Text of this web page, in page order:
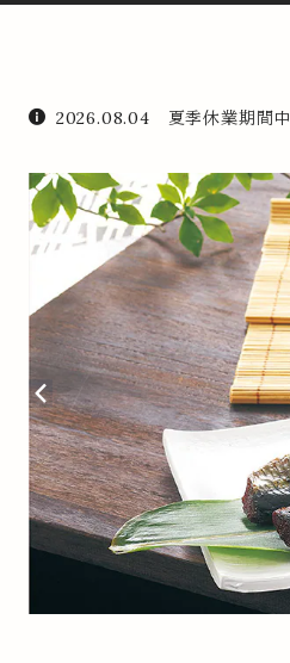
2026.08.04 夏季休業期間中